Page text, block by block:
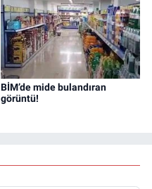
BİM’de mide bulandıran
görüntü!